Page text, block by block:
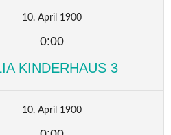
10. April 1900
0:00
KINDERHAUS 3
10. April 1900